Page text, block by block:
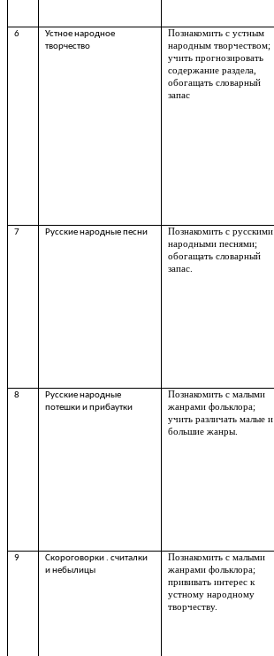
6
Устное народное
творчество
Познакомить с устным
народным творчеством;
учить прогнозировать
содержание раздела,
обогащать словарный
запас
7 Русские народные песни
Познакомить с русскими
народными песнями;
обогащать словарный
запас.
8
Русские народные
потешки и прибаутки
Познакомить с малыми
жанрами фольклора;
учить различать малые и
большие жанры.
9
Скороговорки . считалки
и небылицы
Познакомить с малыми
жанрами фольклора;
прививать интерес к
устному народному
творчеству.